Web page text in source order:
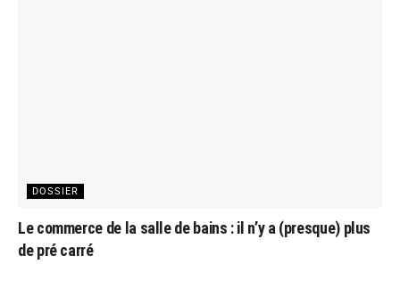
DOSSIER
Le commerce de la salle de bains : il n’y a (presque) plus
de pré carré